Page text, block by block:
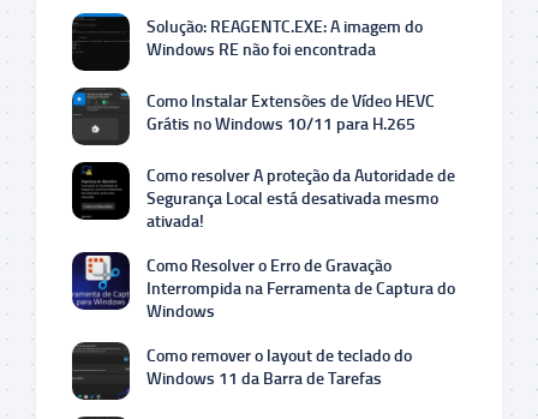
Solução: REAGENTC.EXE: A imagem do
Windows RE não foi encontrada
Como Instalar Extensões de Vídeo HEVC
Grátis no Windows 10/11 para H.265
Como resolver A proteção da Autoridade de
Segurança Local está desativada mesmo
ativada!
Como Resolver o Erro de Gravação
Interrompida na Ferramenta de Captura do
Windows
Como remover o layout de teclado do
Windows 11 da Barra de Tarefas